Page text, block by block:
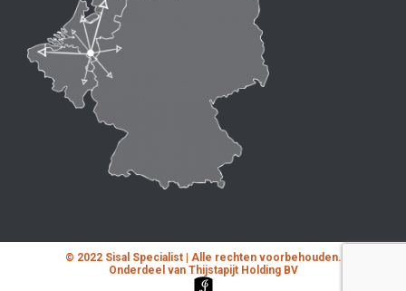
© 2022 Sisal Specialist | Alle rechten voorbehouden.
Onderdeel van Thijstapijt Holding BV